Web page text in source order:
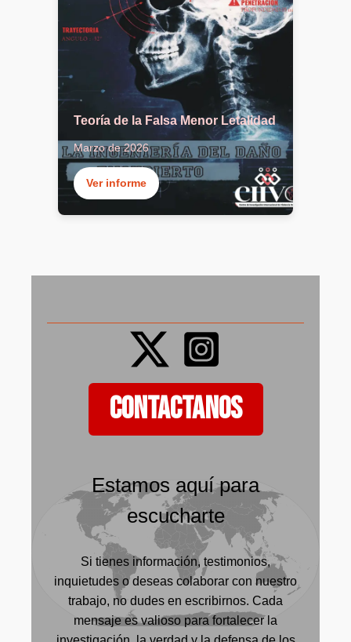
Teoría de la Falsa Menor Letalidad
Marzo de 2026
Ver informe
CONTACTANOS
Estamos aquí para
escucharte
Si tienes información, testimonios,
inquietudes o deseas colaborar con nuestro
trabajo, no dudes en escribirnos. Cada
mensaje es valioso para fortalecer la